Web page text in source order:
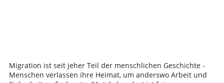
Migration ist seit jeher Teil der menschlichen Geschichte -
Menschen verlassen ihre Heimat, um anderswo Arbeit und